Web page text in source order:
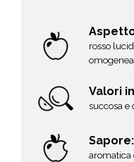
forma
Valori
Sapore:
rosso
Valori
succosa e
Sapore:
aromatica